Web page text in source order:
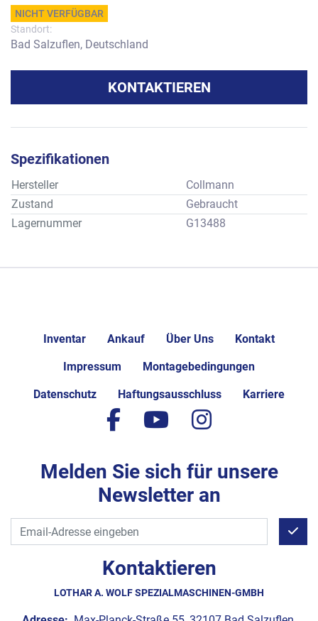
NICHT VERFÜGBAR
Standort:
Bad Salzuflen, Deutschland
KONTAKTIEREN
Spezifikationen
Hersteller
Collmann
Zustand
Gebraucht
Lagernummer
G13488
Inventar Ankauf Über Uns Kontakt
Impressum Montagebedingungen
Datenschutz Haftungsausschluss Karriere
Kontaktieren
LOTHAR A. WOLF SPEZIALMASCHINEN-GMBH
facebook
youtubeinstagram
Melden Sie sich für unsere
Newsletter an